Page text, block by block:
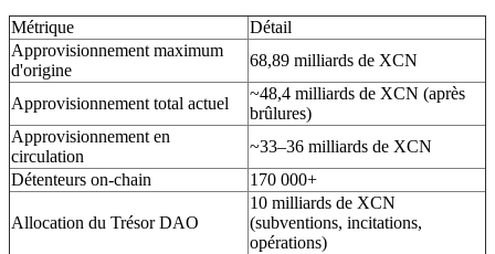
Métrique
Détail
Approvisionnement maximum
d'origine
68,89 milliards de XCN
Approvisionnement total actuel
~48,4 milliards de XCN (après
brûlures)
Approvisionnement en
circulation
~33–36 milliards de XCN
Détenteurs on-chain
170 000+
Allocation du Trésor DAO
10 milliards de XCN
(subventions, incitations,
opérations)